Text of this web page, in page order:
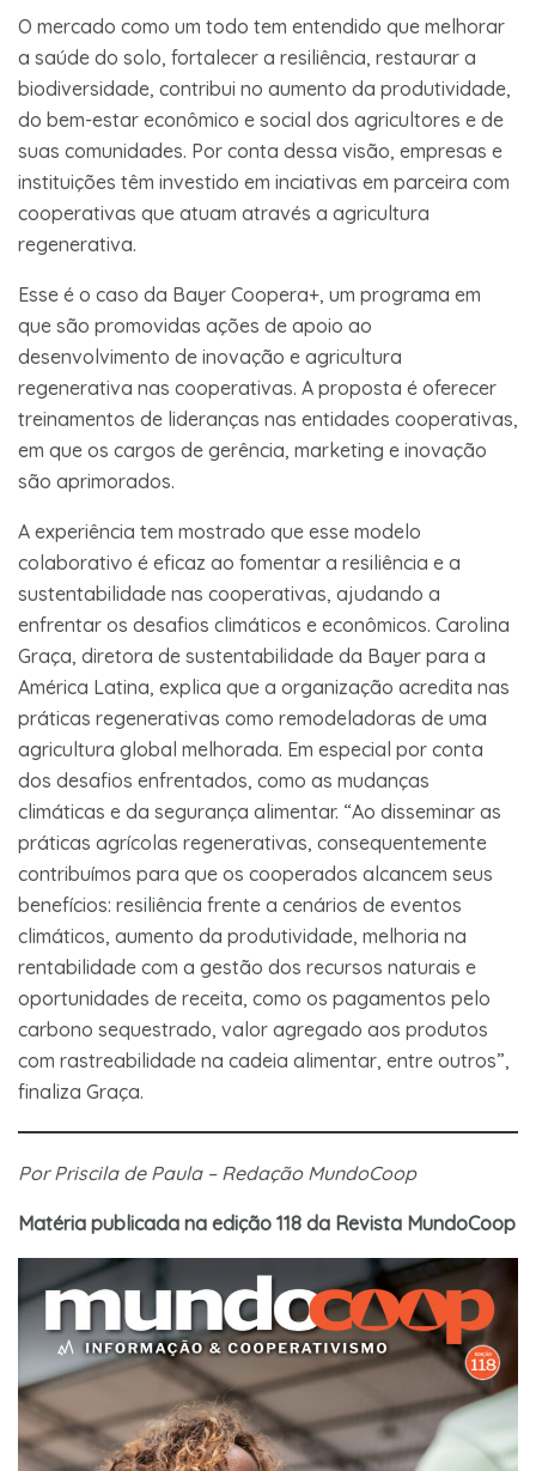
O mercado como um todo tem entendido que melhorar
a saúde do solo, fortalecer a resiliência, restaurar a
biodiversidade, contribui no aumento da produtividade,
do bem-estar econômico e social dos agricultores e de
suas comunidades. Por conta dessa visão, empresas e
instituições têm investido em inciativas em parceira com
cooperativas que atuam através a agricultura
regenerativa.
Esse é o caso da Bayer Coopera+, um programa em
que são promovidas ações de apoio ao
desenvolvimento de inovação e agricultura
regenerativa nas cooperativas. A proposta é oferecer
treinamentos de lideranças nas entidades cooperativas,
em que os cargos de gerência, marketing e inovação
são aprimorados.
A experiência tem mostrado que esse modelo
colaborativo é eficaz ao fomentar a resiliência e a
sustentabilidade nas cooperativas, ajudando a
enfrentar os desafios climáticos e econômicos. Carolina
Graça, diretora de sustentabilidade da Bayer para a
América Latina, explica que a organização acredita nas
práticas regenerativas como remodeladoras de uma
agricultura global melhorada. Em especial por conta
dos desafios enfrentados, como as mudanças
climáticas e da segurança alimentar. “Ao disseminar as
práticas agrícolas regenerativas, consequentemente
contribuímos para que os cooperados alcancem seus
benefícios: resiliência frente a cenários de eventos
climáticos, aumento da produtividade, melhoria na
rentabilidade com a gestão dos recursos naturais e
oportunidades de receita, como os pagamentos pelo
carbono sequestrado, valor agregado aos produtos
com rastreabilidade na cadeia alimentar, entre outros”,
finaliza Graça.
Por Priscila de Paula – Redação MundoCoop
Matéria publicada na edição 118 da Revista MundoCoop